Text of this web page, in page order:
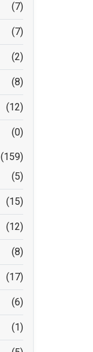
(7)
(7)
(2)
(8)
(12)
(0)
(159)
(5)
(15)
(12)
(8)
(17)
(6)
(1)